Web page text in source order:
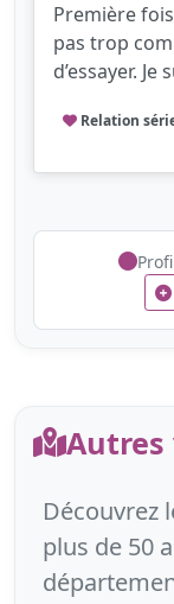
Première
pas trop
d’essayer.
Relation
Autres
Découvrez
plus de 50